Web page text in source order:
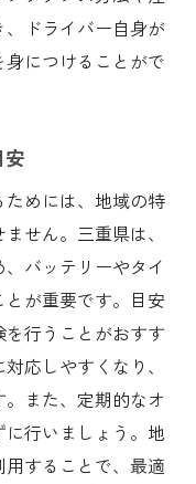
ドライバー自身が
につけることがで
安
めには、地域の特
せん。三重県は、
バッテリーやタイ
が重要です。目安
行うことがおすす
応しやすくなり、
また、定期的なオ
行いましょう。地
することで、最適